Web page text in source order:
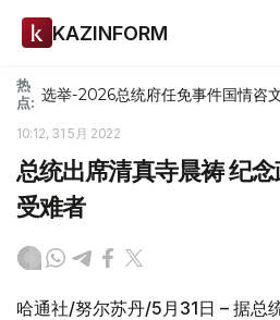
KAZINFORM
热
点: 选举-2026总统府任免事件国情咨
10:12, 31 5月 2022
总统出席清真寺晨祷 纪
受难者
哈通社/努尔苏丹/5月31日 – 据总